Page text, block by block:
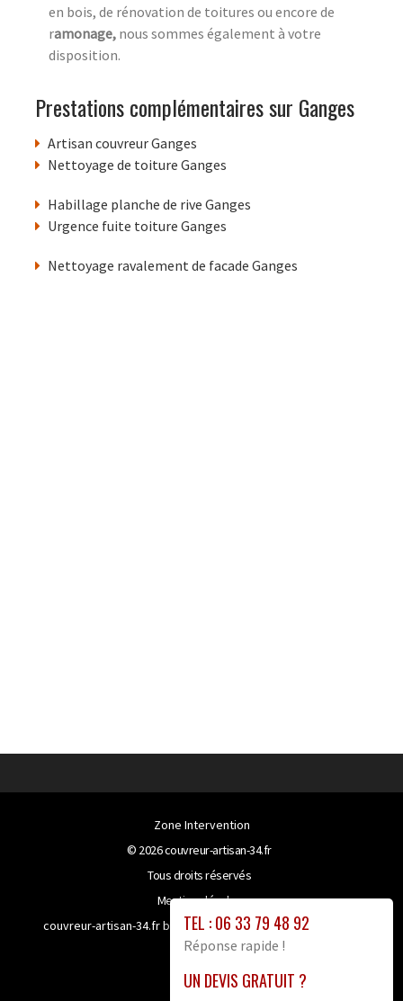
en bois, de rénovation de toitures ou encore de
ramonage, nous sommes également à votre
disposition.
Prestations complémentaires sur Ganges
Artisan couvreur Ganges
Nettoyage de toiture Ganges
Habillage planche de rive Ganges
Urgence fuite toiture Ganges
Nettoyage ravalement de facade Ganges
TEL : 06 33 79 48 92
Réponse rapide !
UN DEVIS GRATUIT ?
Zone Intervention
© 2026couvreur-artisan-34.fr
Tous droits réservés
Mentions légales
couvreur-artisan-34.fr bénéficie de la technologie
site proxy